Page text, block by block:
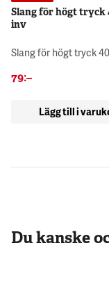
Slang för högt tryck
inv
Slang för högt tryck
79:–
Lägg till i
Du kanske